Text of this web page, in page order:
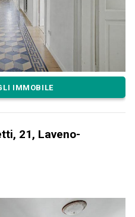
IMMOBILE
21, Laveno-